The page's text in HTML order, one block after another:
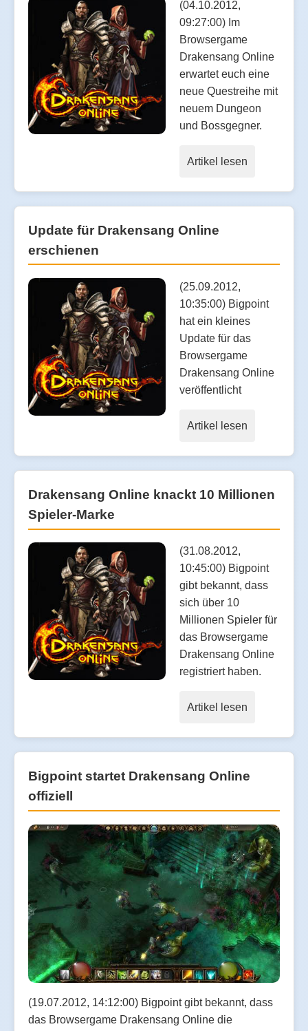
(04.10.2012,
09:27:00) Im
Browsergame
Drakensang Online
erwartet euch eine
neue Questreihe mit
neuem Dungeon
und Bossgegner.
Artikel lesen
Update für Drakensang Online
erschienen
(25.09.2012,
10:35:00) Bigpoint
hat ein kleines
Update für das
Browsergame
Drakensang Online
veröffentlicht
Artikel lesen
Drakensang Online knackt 10 Millionen
Spieler-Marke
(31.08.2012,
10:45:00) Bigpoint
gibt bekannt, dass
sich über 10
Millionen Spieler für
das Browsergame
Drakensang Online
registriert haben.
Artikel lesen
Bigpoint startet Drakensang Online
offiziell
(19.07.2012, 14:12:00) Bigpoint gibt bekannt, dass
das Browsergame Drakensang Online die